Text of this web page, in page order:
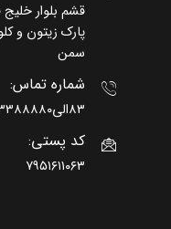
قشم بلوار
پارک زیتون و
سمن
شماره تماس:
۸۳الی۰۷۶۳۳۳۸۸۸۸۰
کد پستی:
۷۹۵۱۶۱۱۰۶۳